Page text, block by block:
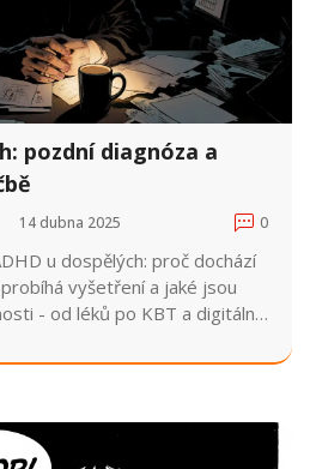
pozdní diagnóza a
14 dubna 2025 0
u dospělých: proč dochází
vyšetření a jaké jsou
- od léků po KBT a digitální